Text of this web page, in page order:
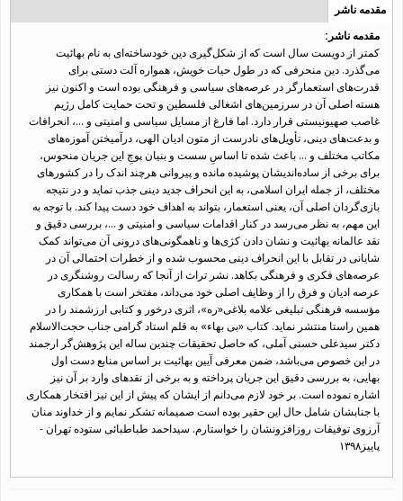
توضیحات کتاب
مقدمه ناشر
فعال)
مقدمه ناشر:
کمتر از دویست سال است که از شکل‌گیری دین خودساخته‌ای به نام بهائیت
می‌گذرد. دین منحرفی که در طول حیات خویش، همواره آلت دستی برای
قدرت‌های استعمارگر در عرصه‌های سیاسی و فرهنگی بوده است و اکنون نیز
هسته اصلی آن در سرزمین‌های اشغالی فلسطین و تحت حمایت کامل رژیم
غاصب صهیونیستی قرار دارد. اما فارغ از مسایل سیاسی و امنیتی و ...، انحرافات
و بدعت‌های دینی، تأویل‌های نادرست از متون ادیان الهی، درآمیختن آموزه‌های
مکاتب مختلف و ... باعث شده تا اساسِ سست و بنیان پوچِ این جریان منحوس،
برای برخی از ساده‌اندیشان پوشیده مانده و پیروانی هرچند اندک را در کشورهای
مختلف، از جمله ایران اسلامی، به این انحراف جدید دینی جذب نماید و در نتیجه
بازی‌گردان اصلی آن، یعنی استعمار، بتواند به اهداف خود دست پیدا کند. با توجه به
این مهم، به نظر می‌رسد در کنار اقدامات سیاسی و امنیتی و ...، بررسی دقیق و
نقد عالمانه بهائیت و نشان دادن کژی‌ها و ناهمگونی‌های درونی آن می‌تواند کمک
شایانی در تقابل با این انحراف دینی محسوب شده و از خطرات احتمالی آن در
عرصه‌های فکری و فرهنگی بکاهد. نشر تراث از آنجا که رسالت روشنگری در
عرصه ادیان و فرق را از وظایف اصلی خود می‌داند، مفتخر است با همکاری
مؤسسه فرهنگی تبلیغی علامه بلاغی«ره»، اثری درخور و کتابی ارزشمند را در
همین راستا منتشر نماید. کتاب «بی بهاء» به قلم استاد گرامی جناب حجت‌الاسلام
دکتر سیدعلی حسنی آملی، که حاصل تحقیقات چندین ساله این پژوهش‌گر ارجمند
در این خصوص می‌باشد، ضمن معرفی آیین بهائیت بر اساس منابع دست اول
بهایی، به بررسی دقیق این جریان پرداخته و به برخی از نقدهای وارد بر آن نیز
اشاره نموده است. بر خود لازم می‌دانم از ایشان که پیش از این نیز افتخار همکاری
با جنابشان شامل حال این حقیر بوده است صمیمانه تشکر نمایم و از خداوند منان
آرزوی توفیقات روزافزونشان را خواستارم. سیداحمد طباطبائی ستوده تهران -
پاییز۱۳۹۸